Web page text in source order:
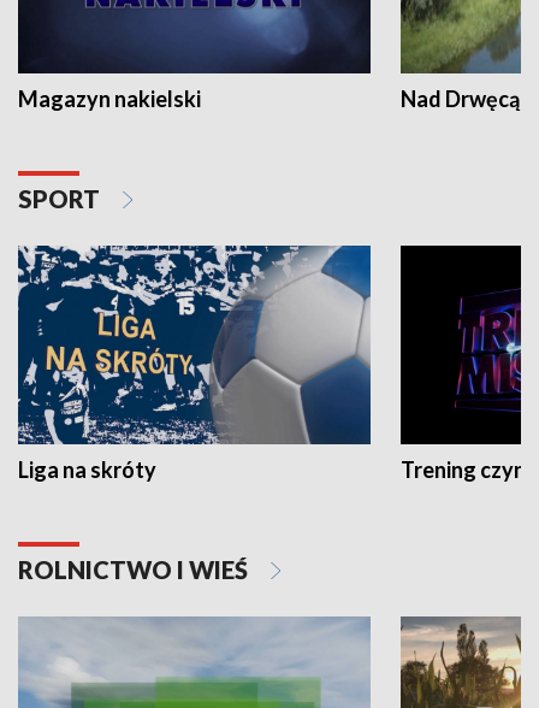
Magazyn nakielski Nad Drwęcą
SPORT
Liga na skróty Trening czyni
ROLNICTWO I WIEŚ